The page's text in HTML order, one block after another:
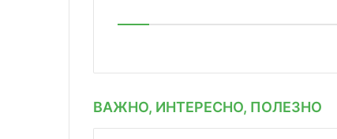
ВАЖНО, ИНТЕРЕСНО, ПОЛЕЗНО